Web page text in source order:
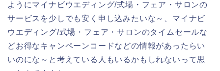
ようにマイナビウエディング/式場・フェア・サロンの
サービスを少しでも安く申し込みたいな～、マイナビ
ウエディング/式場・フェア・サロンのタイムセールな
どお得なキャンペーンコードなどの情報があったらい
いのにな～と考えている人もいるかもしれないって思